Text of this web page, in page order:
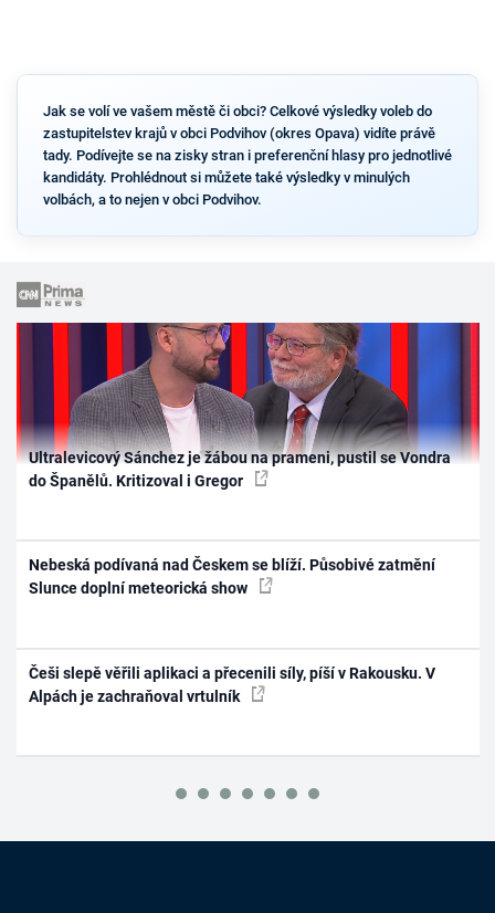
Jak se volí ve vašem městě či obci? Celkové výsledky voleb do
zastupitelstev krajů v obci Podvihov (okres Opava) vidíte právě
tady. Podívejte se na zisky stran i preferenční hlasy pro jednotlivé
kandidáty. Prohlédnout si můžete také výsledky v minulých
volbách, a to nejen v obci Podvihov.
Ultralevicový Sánchez je žábou na prameni, pustil se Vondra
do Španělů. Kritizoval i Gregor
Nebeská podívaná nad Českem se blíží. Působivé zatmění
Slunce doplní meteorická show
Češi slepě věřili aplikaci a přecenili síly, píší v Rakousku. V
Alpách je zachraňoval vrtulník